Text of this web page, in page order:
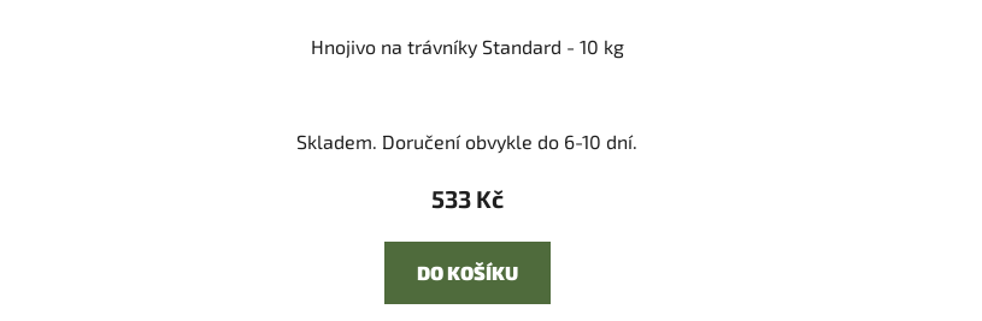
Hnojivo na trávníky Standard - 10 kg
Skladem. Doručení obvykle do 6-10 dní.
533 Kč
DO KOŠÍKU